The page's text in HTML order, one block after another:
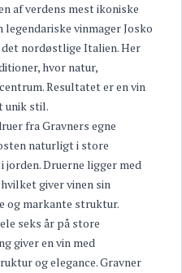
af verdens mest ikoniske
legendariske vinmager Josko
det nordøstlige Italien. Her
hvor natur,
Resultatet er en vin
unik stil.
fra Gravners egne
naturligt i store
jorden. Druerne ligger med
giver vinen sin
og markante struktur.
seks år på store
giver en vin med
og elegance. Gravner